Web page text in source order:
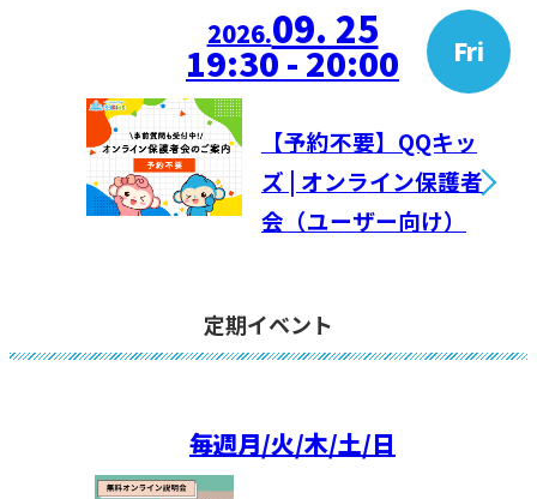
2026.09. 25 Fri
19:30 - 20:00
【予約不要】QQキッ
ズ | オンライン保護者
会（ユーザー向け）
定期イベント
毎週月/火/木/土/日